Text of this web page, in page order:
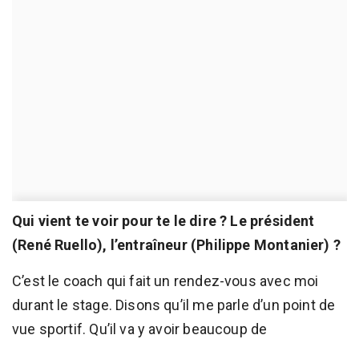
Qui vient te voir pour te le dire ? Le président
(René Ruello), l’entraîneur (Philippe Montanier) ?
C’est le coach qui fait un rendez-vous avec moi
durant le stage. Disons qu’il me parle d’un point de
vue sportif. Qu’il va y avoir beaucoup de